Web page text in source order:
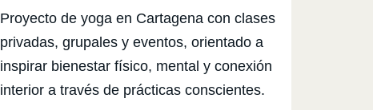
Proyecto de yoga en Cartagena con clases
privadas, grupales y eventos, orientado a
inspirar bienestar físico, mental y conexión
interior a través de prácticas conscientes.